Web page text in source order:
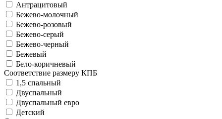
Антрацитовый
Бежево-молочный
Бежево-розовый
Бежево-серый
Бежево-черный
Бежевый
Бело-коричневый
Соответствие размеру КПБ
1,5 спальный
Двуспальный
Двуспальный евро
Детский